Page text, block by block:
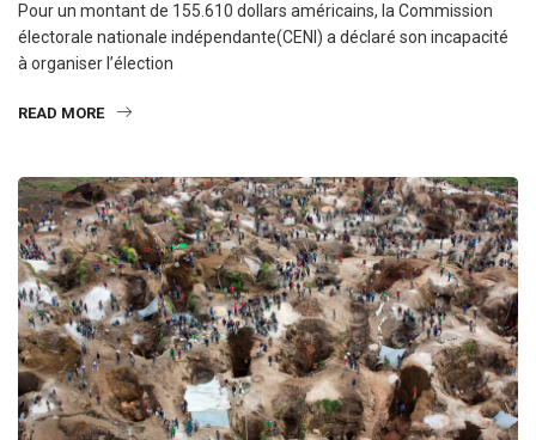
Pour un montant de 155.610 dollars américains, la Commission
électorale nationale indépendante(CENI) a déclaré son incapacité
à organiser l’élection
READ MORE